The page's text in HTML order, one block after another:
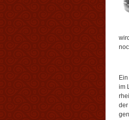
im
der